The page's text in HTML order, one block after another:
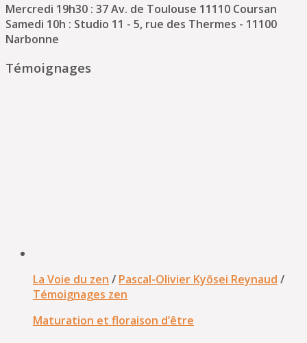
Mercredi 19h30 : 37 Av. de Toulouse 11110 Coursan
Samedi 10h : Studio 11 - 5, rue des Thermes - 11100
Narbonne
Témoignages
La Voie du zen / Pascal-Olivier Kyōsei Reynaud /
Témoignages zen
Maturation et floraison d’être